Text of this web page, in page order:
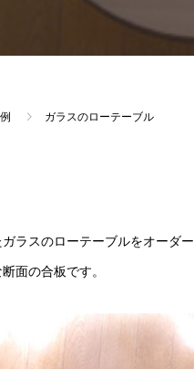
ガラスのローテーブル
ラスのローテーブルをオーダー
面の合板です。